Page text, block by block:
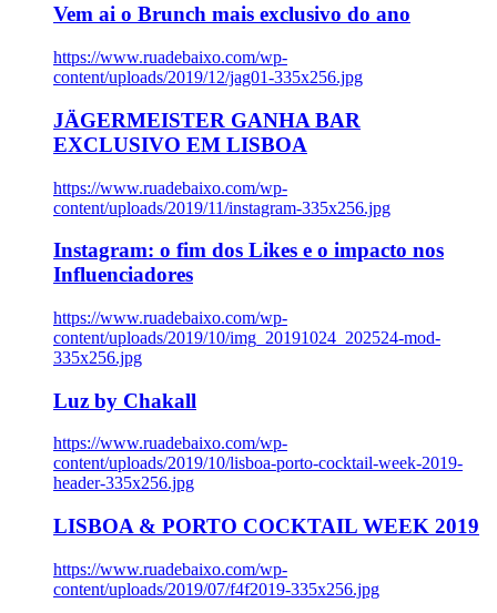
Vem ai o Brunch mais exclusivo do ano
https://www.ruadebaixo.com/wp-
content/uploads/2019/12/jag01-335x256.jpg
JÄGERMEISTER GANHA BAR
EXCLUSIVO EM LISBOA
https://www.ruadebaixo.com/wp-
content/uploads/2019/11/instagram-335x256.jpg
Instagram: o fim dos Likes e o impacto nos
Influenciadores
https://www.ruadebaixo.com/wp-
content/uploads/2019/10/img_20191024_202524-mod-
335x256.jpg
Luz by Chakall
https://www.ruadebaixo.com/wp-
content/uploads/2019/10/lisboa-porto-cocktail-week-2019-
header-335x256.jpg
LISBOA & PORTO COCKTAIL WEEK 2019
https://www.ruadebaixo.com/wp-
content/uploads/2019/07/f4f2019-335x256.jpg